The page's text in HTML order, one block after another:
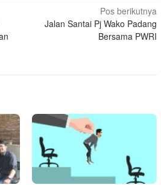
Pos berikutnya
Jalan Santai Pj Wako Padang
Bersama PWRI